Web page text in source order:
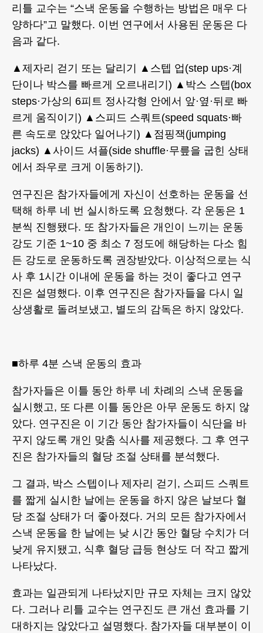
리틀 교수는 “스낵 운동을 수행하는 방법은 매우 다
양하다”고 말했다. 이번 연구에서 사용된 운동은 다
음과 같다.
▲제자리 걷기 또는 달리기 ▲스텝 업(step ups·계
단이나 박스를 빠르게 오르내리기) ▲박스 스텝(box
steps·가상의 6피트 정사각형 안에서 앞·옆·뒤로 빠
르게 움직이기) ▲스피드 스쿼트(speed squats·빠
른 속도로 앉았다 일어나기) ▲점핑잭(jumping
jacks) ▲사이드 셔플(side shuffle·무릎을 굽힌 상태
에서 좌우로 크게 이동하기).
연구진은 참가자들에게 자신이 선호하는 운동을 선
택해 하루 네 번 실시하도록 요청했다. 각 운동은 1
분씩 진행됐다. 또 참가자들은 개인이 느끼는 운동
강도 기준 1~10 중 최소 7 정도에 해당하는 다소 힘
든 강도로 운동하도록 권장받았다. 이상적으로는 식
사 후 1시간 이내에 운동을 하는 것이 좋다고 연구
진은 설명했다. 이후 연구진은 참가자들을 다시 일
상생활로 돌려보냈고, 별도의 감독은 하지 않았다.
■하루 4분 스낵 운동의 효과
참가자들은 이틀 동안 하루 네 차례의 스낵 운동을
실시했고, 또 다른 이틀 동안은 아무 운동도 하지 않
았다. 연구진은 이 기간 동안 참가자들이 식단을 바
꾸지 않도록 개인 맞춤 식사를 제공했다. 그 후 연구
진은 참가자들의 혈당 조절 상태를 분석했다.
그 결과, 박스 스텝이나 제자리 걷기, 스피드 스쿼트
를 짧게 실시한 날에는 운동을 하지 않은 날보다 혈
당 조절 상태가 더 좋아졌다. 거의 모든 참가자에서
스낵 운동을 한 날에는 낮 시간 동안 혈당 수치가 더
낮게 유지됐고, 식후 혈당 급등 현상도 더 작고 짧게
나타났다.
효과는 일관되게 나타났지만 규모 자체는 크지 않았
다. 그러나 리틀 교수는 연구진도 큰 개선 효과를 기
대하지는 않았다고 설명했다. 참가자들 대부분이 이